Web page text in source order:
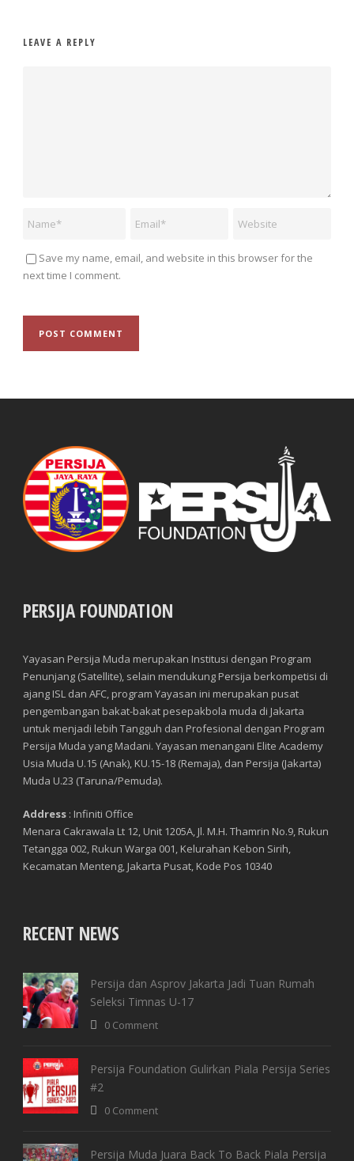
LEAVE A REPLY
Save my name, email, and website in this browser for the
next time I comment.
PERSIJA FOUNDATION
Yayasan Persija Muda merupakan Institusi dengan Program
Penunjang (Satellite), selain mendukung Persija berkompetisi di
ajang ISL dan AFC, program Yayasan ini merupakan pusat
pengembangan bakat-bakat pesepakbola muda di Jakarta
untuk menjadi lebih Tangguh dan Profesional dengan Program
Persija Muda yang Madani. Yayasan menangani Elite Academy
Usia Muda U.15 (Anak), KU.15-18 (Remaja), dan Persija (Jakarta)
Muda U.23 (Taruna/Pemuda).
Address : Infiniti Office
Menara Cakrawala Lt 12, Unit 1205A, Jl. M.H. Thamrin No.9, Rukun
Tetangga 002, Rukun Warga 001, Kelurahan Kebon Sirih,
Kecamatan Menteng, Jakarta Pusat, Kode Pos 10340
RECENT NEWS
Persija dan Asprov Jakarta Jadi Tuan Rumah
Seleksi Timnas U-17
0 Comment
Persija Foundation Gulirkan Piala Persija Series
#2
0 Comment
Persija Muda Juara Back To Back Piala Persija